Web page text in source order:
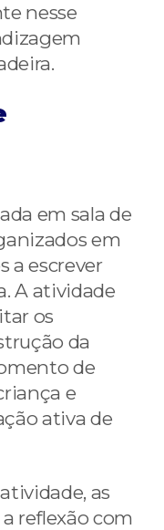
nesse
em sala de
em
a escrever
A atividade
os
da
de
e
ativa de
as
reflexão com